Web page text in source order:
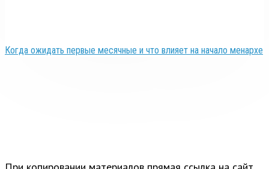
Когда ожидать первые месячные и что влияет на начало менархе